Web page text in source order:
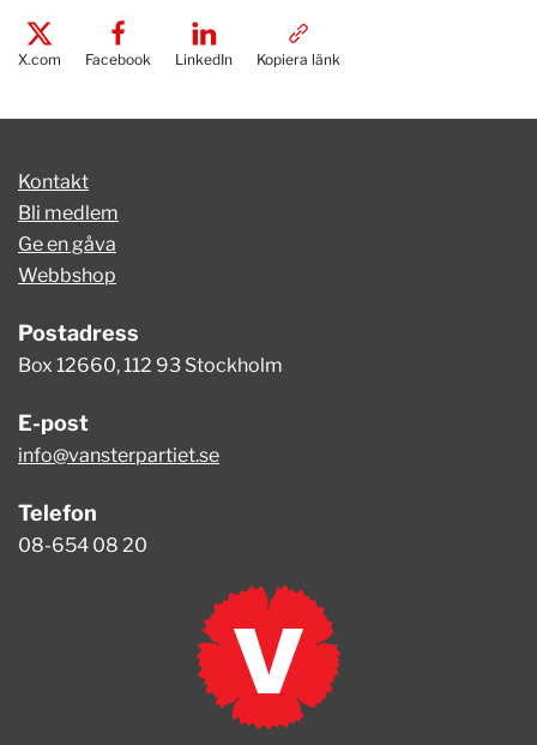
X.com Facebook LinkedIn Kopiera länk
Kontakt
Bli medlem
Ge en gåva
Webbshop
Postadress
Box 12660, 112 93 Stockholm
E-post
info@vansterpartiet.se
Telefon
08-654 08 20